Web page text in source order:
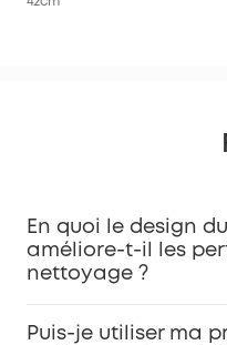
En quoi le design
améliore-t-il les
nettoyage ?
Puis-je utiliser ma